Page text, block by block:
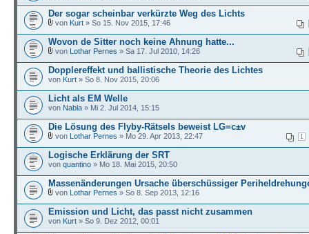
Der sogar scheinbar verkürzte Weg des Lichts
von Kurt » So 15. Nov 2015, 17:46
Wovon de Sitter noch keine Ahnung hatte...
von Lothar Pernes » Sa 17. Jul 2010, 14:26
Dopplereffekt und ballistische Theorie des Lichtes
von Kurt » So 8. Nov 2015, 20:06
Licht als EM Welle
von Nabla » Mi 2. Jul 2014, 15:15
Die Lösung des Flyby-Rätsels beweist LG=c±v
1
von Lothar Pernes » Mo 29. Apr 2013, 22:47
Logische Erklärung der SRT
von quantino » Mo 18. Mai 2015, 20:50
Massenänderungen Ursache überschüssiger
von Lothar Pernes » So 8. Sep 2013, 12:16
Emission und Licht, das passt nicht zusammen
von Kurt » So 9. Dez 2012, 00:01